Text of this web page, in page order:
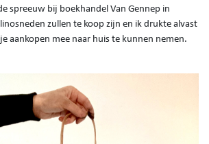
spreeuw bij boekhandel Van Gennep in
zullen te koop zijn en ik drukte alvast
aankopen mee naar huis te kunnen nemen.